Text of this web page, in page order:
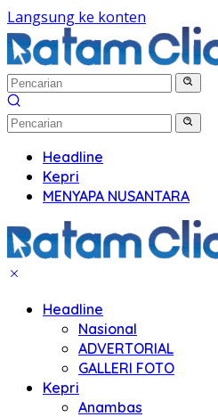
Langsung ke konten
Headline
Kepri
MENYAPA NUSANTARA
Headline
Nasional
ADVERTORIAL
GALLERI FOTO
Kepri
Anambas